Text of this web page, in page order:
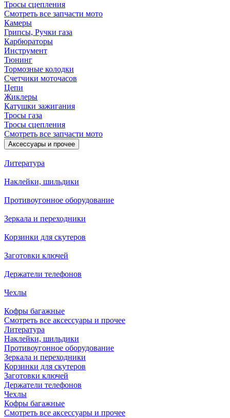
Тросы сцепления
Смотреть все запчасти мото
Камеры
Грипсы, Ручки газа
Карбюраторы
Инструмент
Тюнинг
Тормозные колодки
Счетчики моточасов
Цепи
Жиклеры
Катушки зажигания
Тросы газа
Тросы сцепления
Смотреть все запчасти мото
Аксессуары и прочее
Литература
Наклейки, шильдики
Противоугонное оборудование
Зеркала и переходники
Корзинки для скутеров
Заготовки ключей
Держатели телефонов
Чехлы
Кофры багажные
Смотреть все аксессуары и прочее
Литература
Наклейки, шильдики
Противоугонное оборудование
Зеркала и переходники
Корзинки для скутеров
Заготовки ключей
Держатели телефонов
Чехлы
Кофры багажные
Смотреть все аксессуары и прочее